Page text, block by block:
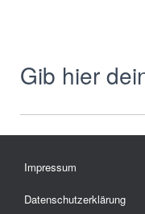
Gib hier
Impressum
Datenschutzerklärung